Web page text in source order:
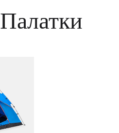
Палатки